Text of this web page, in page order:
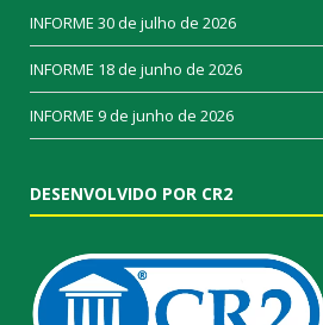
INFORME 30 de julho de 2026
INFORME 18 de junho de 2026
INFORME 9 de junho de 2026
DESENVOLVIDO POR CR2